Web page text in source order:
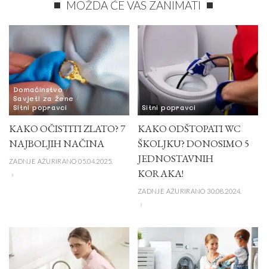
MOŽDA ĆE VAS ZANIMATI
Domaćinstvo
Savjeti za žene
Sitni popravci
KAKO OČISTITI ZLATO? 7
NAJBOLJIH NAČINA
ZADNJE AŽURIRANO 05.04.2025.
Sitni popravci
KAKO ODŠTOPATI WC
ŠKOLJKU? DONOSIMO 5
JEDNOSTAVNIH
KORAKA!
ZADNJE AŽURIRANO 30.08.2024.